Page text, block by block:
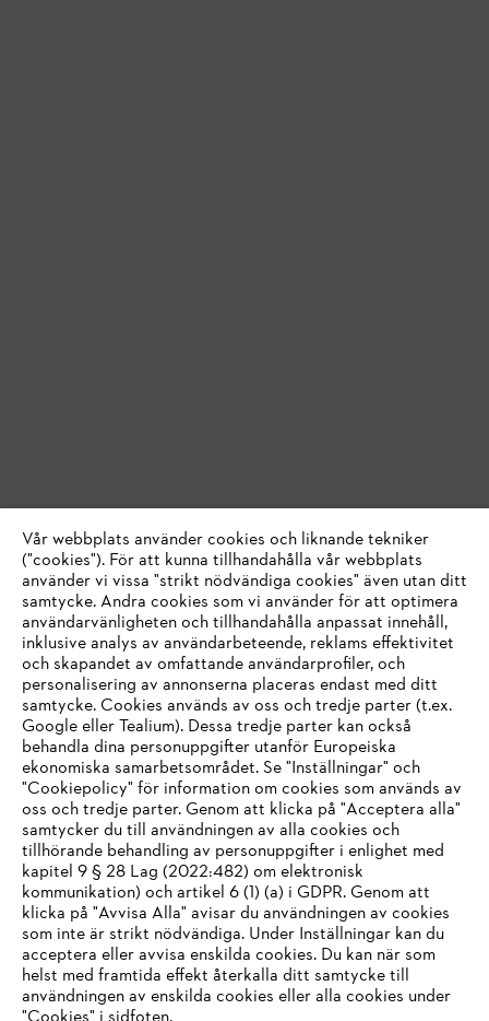
IHR BROWSER WIRD NICHT
UNTERSTÜTZT
Sie nutzen einen Browser, den wir noch nicht unterstützen. Für
eine optimale Nutzung unserer Seite empfehlen wir Ihnen, zu
einem der folgenden Browser zu wechseln:
Vår webbplats använder cookies och liknande tekniker
("cookies"). För att kunna tillhandahålla vår webbplats
använder vi vissa "strikt nödvändiga cookies" även utan ditt
samtycke. Andra cookies som vi använder för att optimera
användarvänligheten och tillhandahålla anpassat innehåll,
inklusive analys av användarbeteende, reklams effektivitet
och skapandet av omfattande användarprofiler, och
personalisering av annonserna placeras endast med ditt
samtycke. Cookies används av oss och tredje parter (t.ex.
Google eller Tealium). Dessa tredje parter kan också
behandla dina personuppgifter utanför Europeiska
ekonomiska samarbetsområdet. Se "Inställningar" och
"Cookiepolicy" för information om cookies som används av
oss och tredje parter. Genom att klicka på "Acceptera alla"
samtycker du till användningen av alla cookies och
tillhörande behandling av personuppgifter i enlighet med
kapitel 9 § 28 Lag (2022:482) om elektronisk
kommunikation) och artikel 6 (1) (a) i GDPR. Genom att
klicka på "Avvisa Alla" avisar du användningen av cookies
som inte är strikt nödvändiga. Under Inställningar kan du
acceptera eller avvisa enskilda cookies. Du kan när som
helst med framtida effekt återkalla ditt samtycke till
användningen av enskilda cookies eller alla cookies under